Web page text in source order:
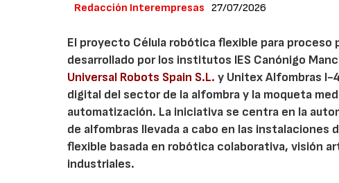
Redacción Interempresas 27/07/2026
El proyecto Célula robótica flexible para
desarrollado por los institutos IES Canónigo
Universal Robots Spain S.L. y Unitex Alfombras I-
digital del sector de la alfombra y la moqueta
automatización. La iniciativa se centra en la
de alfombras llevada a cabo en las
flexible basada en robótica colaborativa, visión
industriales.